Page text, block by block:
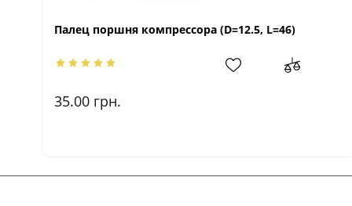
Палец поршня компрессора (D=12.5, L=46)
35.00 грн.